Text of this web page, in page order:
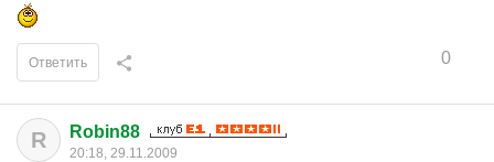
0
Ответить
R Robin88
20:18, 29.11.2009